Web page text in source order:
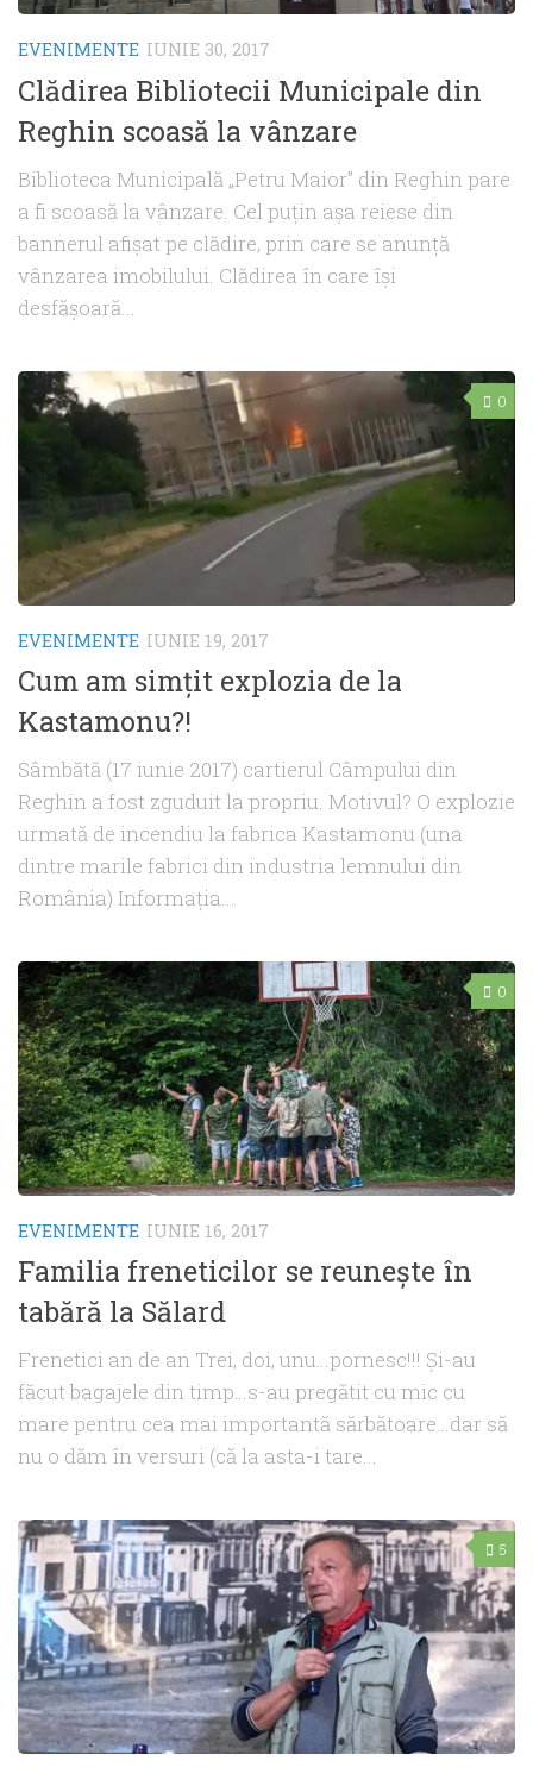
EVENIMENTE IUNIE 30, 2017
Clădirea Bibliotecii Municipale din
Reghin scoasă la vânzare
Biblioteca Municipală „Petru Maior” din Reghin pare
a fi scoasă la vânzare. Cel puţin aşa reiese din
bannerul afişat pe clădire, prin care se anunţă
vânzarea imobilului. Clădirea în care îşi
desfăşoară...
0
EVENIMENTE IUNIE 19, 2017
Cum am simţit explozia de la
Kastamonu?!
Sâmbătă (17 iunie 2017) cartierul Câmpului din
Reghin a fost zguduit la propriu. Motivul? O explozie
urmată de incendiu la fabrica Kastamonu (una
dintre marile fabrici din industria lemnului din
România) Informaţia...
0
EVENIMENTE IUNIE 16, 2017
Familia freneticilor se reuneşte în
tabără la Sălard
Frenetici an de an Trei, doi, unu…pornesc!!! Şi-au
făcut bagajele din timp…s-au pregătit cu mic cu
mare pentru cea mai importantă sărbătoare…dar să
nu o dăm în versuri (că la asta-i tare...
5